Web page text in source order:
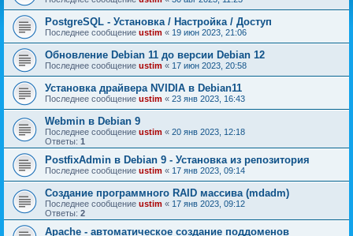
PostgreSQL - Установка / Настройка / Доступ
Последнее сообщение ustim « 19 июн 2023, 21:06
Обновление Debian 11 до версии Debian 12
Последнее сообщение ustim « 17 июн 2023, 20:58
Установка драйвера NVIDIA в Debian11
Последнее сообщение ustim « 23 янв 2023, 16:43
Webmin в Debian 9
Последнее сообщение ustim « 20 янв 2023, 12:18
Ответы: 1
PostfixAdmin в Debian 9 - Установка из репозитория
Последнее сообщение ustim « 17 янв 2023, 09:14
Создание программного RAID массива (mdadm)
Последнее сообщение ustim « 17 янв 2023, 09:12
Ответы: 2
Apache - автоматическое создание поддоменов